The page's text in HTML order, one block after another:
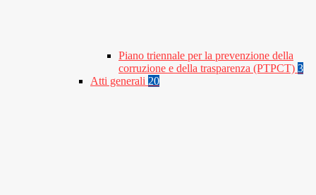
Piano triennale per la prevenzione della
corruzione e della trasparenza (PTPCT) 3
Atti generali 20